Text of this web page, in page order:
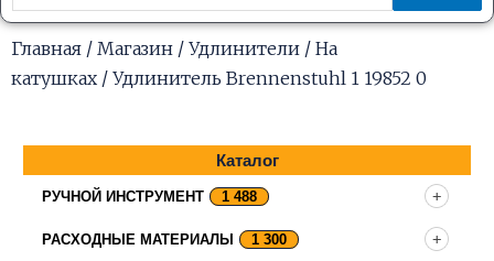
Главная / Магазин / Удлинители / На
катушках / Удлинитель Brennenstuhl 1 19852 0
Каталог
РУЧНОЙ ИНСТРУМЕНТ 1 488
РАСХОДНЫЕ МАТЕРИАЛЫ 1 300